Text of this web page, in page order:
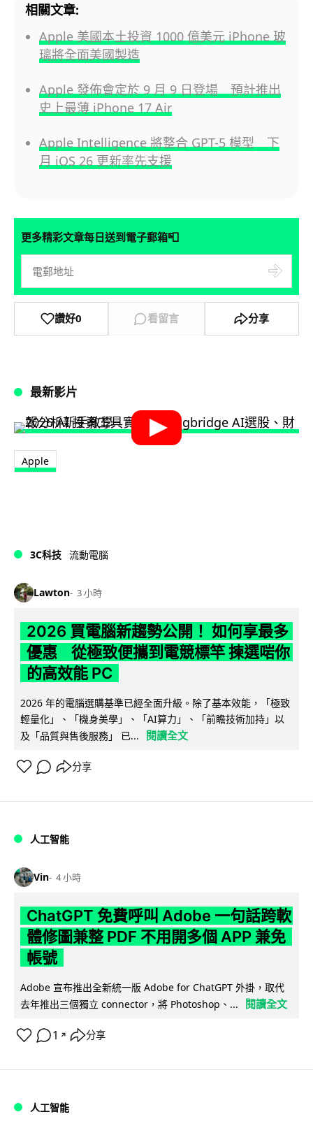
相關文章:
Apple 美國本土投資 1000 億美元 iPhone 玻
璃將全面美國製造
Apple 發佈會定於 9 月 9 日登場 預計推出
史上最薄 iPhone 17 Air
Apple Intelligence 將整合 GPT-5 模型 下
月 iOS 26 更新率先支援
更多精彩文章每日送到電子郵箱📮
讚好0 看留言 分享
最新影片
Apple
3C科技 流動電腦
Lawton 3 小時
2026 買電腦新趨勢公開！ 如何享最多
優惠 從極致便攜到電競標竿 揀選啱你
的高效能 PC
2026 年的電腦選購基準已經全面升級。除了基本效能，「極致
輕量化」、「機身美學」、「AI算力」、「前瞻技術加持」以
及「品質與售後服務」 已...
閱讀全文
分享
人工智能
Vin 4 小時
ChatGPT 免費呼叫 Adobe 一句話跨軟
體修圖兼整 PDF 不用開多個 APP 兼免
帳號
Adobe 宣布推出全新統一版 Adobe for ChatGPT 外掛，取代
去年推出三個獨立 connector，將 Photoshop、...
閱讀全文
1 ↗ 分享
人工智能